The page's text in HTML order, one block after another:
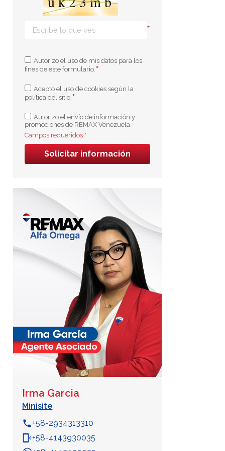
*
Autorizo el uso de mis datos para los
fines de este formulario.*
Acepto el uso de cookies según la
política del sitio.*
Autorizo el envío de información y
promociones de REMAX Venezuela.
Campos requeridos *
Solicitar información
Irma Garcia
Minisite
phone+58-2934313310
phonelink_ring+58-4143930035